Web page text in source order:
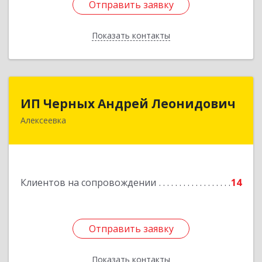
Отправить заявку
Показать контакты
Отправить заявку
Назад
ИП Черных Андрей Леонидович
Алексеевка
Клиентов на сопровождении 14
Отправить заявку
Показать контакты
ИП Черных Андрей Леонидович
309850, Белгородская обл, Алексеевский р-н,
Отправить заявку
Назад